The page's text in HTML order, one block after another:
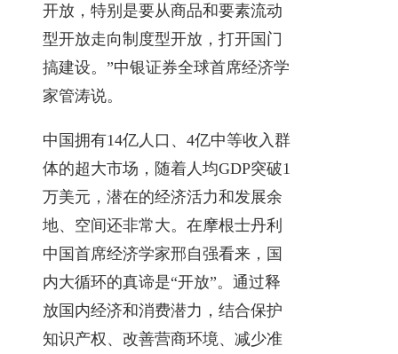
开放，特别是要从商品和要素流动
型开放走向制度型开放，打开国门
搞建设。”中银证券全球首席经济学
家管涛说。
中国拥有14亿人口、4亿中等收入群
体的超大市场，随着人均GDP突破1
万美元，潜在的经济活力和发展余
地、空间还非常大。在摩根士丹利
中国首席经济学家邢自强看来，国
内大循环的真谛是“开放”。通过释
放国内经济和消费潜力，结合保护
知识产权、改善营商环境、减少准